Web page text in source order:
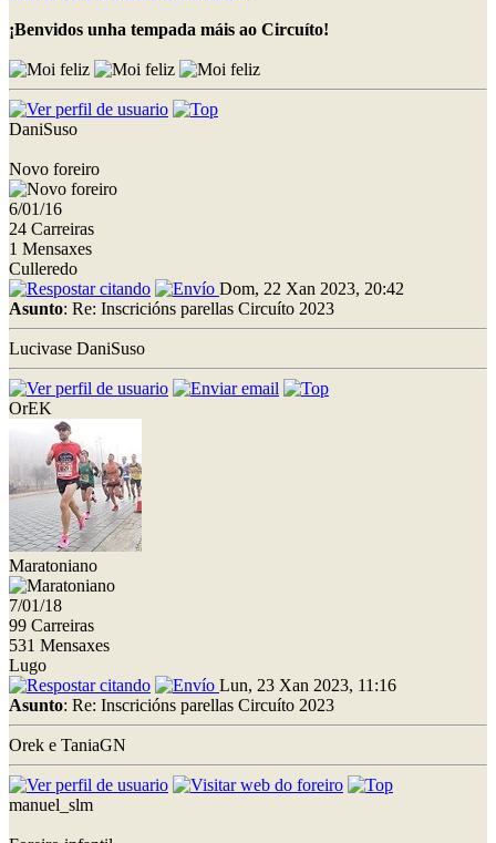
¡Benvidos unha tempada máis ao Circuíto!
DaniSuso
Novo foreiro
6/01/16
24 Carreiras
1 Mensaxes
Culleredo
Dom, 22 Xan 2023, 20:42
Asunto: Re: Inscricións parellas Circuíto 2023
Lucivase DaniSuso
OrEK
Maratoniano
7/01/18
99 Carreiras
531 Mensaxes
Lugo
Lun, 23 Xan 2023, 11:16
Asunto: Re: Inscricións parellas Circuíto 2023
Orek e TaniaGN
manuel_slm